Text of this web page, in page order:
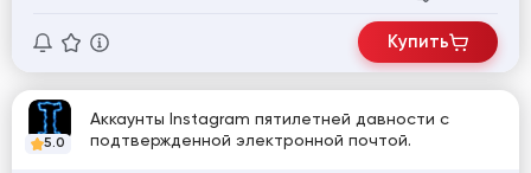
Купить
5.0
Аккаунты Instagram пятилетней давности с
подтвержденной электронной почтой.